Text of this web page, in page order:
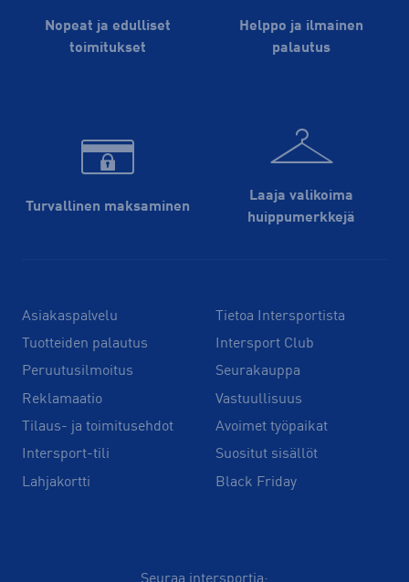
Nopeat ja edulliset
toimitukset
Helppo ja ilmainen
palautus
Turvallinen maksaminen
Laaja valikoima
huippu­merkkejä
Asiakaspalvelu
Tuotteiden palautus
Peruutusilmoitus
Reklamaatio
Tilaus- ja toimitusehdot
Intersport-tili
Lahjakortti
Tietoa Intersportista
Intersport Club
Seurakauppa
Vastuullisuus
Avoimet työpaikat
Suositut sisällöt
Black Friday